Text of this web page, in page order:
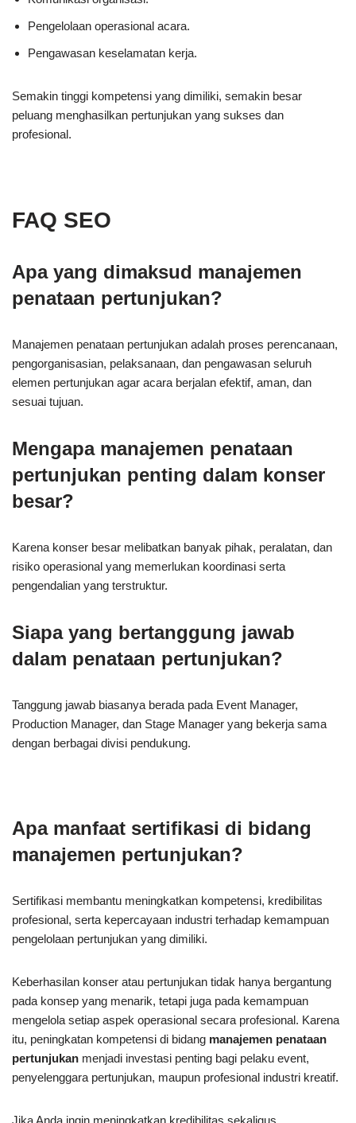
Pengelolaan operasional acara.
Pengawasan keselamatan kerja.
Semakin tinggi kompetensi yang dimiliki, semakin besar
peluang menghasilkan pertunjukan yang sukses dan
profesional.
FAQ SEO
Apa yang dimaksud manajemen
penataan pertunjukan?
Manajemen penataan pertunjukan adalah proses perencanaan,
pengorganisasian, pelaksanaan, dan pengawasan seluruh
elemen pertunjukan agar acara berjalan efektif, aman, dan
sesuai tujuan.
Mengapa manajemen penataan
pertunjukan penting dalam konser
besar?
Karena konser besar melibatkan banyak pihak, peralatan, dan
risiko operasional yang memerlukan koordinasi serta
pengendalian yang terstruktur.
Siapa yang bertanggung jawab
dalam penataan pertunjukan?
Tanggung jawab biasanya berada pada Event Manager,
Production Manager, dan Stage Manager yang bekerja sama
dengan berbagai divisi pendukung.
Apa manfaat sertifikasi di bidang
manajemen pertunjukan?
Sertifikasi membantu meningkatkan kompetensi, kredibilitas
profesional, serta kepercayaan industri terhadap kemampuan
pengelolaan pertunjukan yang dimiliki.
Keberhasilan konser atau pertunjukan tidak hanya bergantung
pada konsep yang menarik, tetapi juga pada kemampuan
mengelola setiap aspek operasional secara profesional. Karena
itu, peningkatan kompetensi di bidang manajemen penataan
pertunjukan menjadi investasi penting bagi pelaku event,
penyelenggara pertunjukan, maupun profesional industri kreatif.
Jika Anda ingin meningkatkan kredibilitas sekaligus